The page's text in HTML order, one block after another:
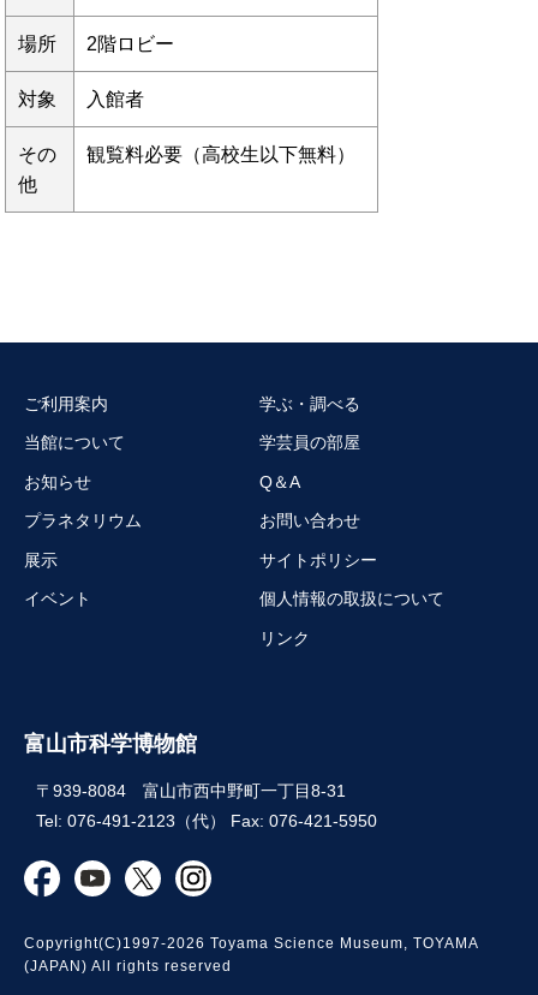
場所 2階ロビー
対象 入館者
その
他
観覧料必要（高校生以下無料）
富山市科学博物館
〒939-8084 富山市西中野町一丁目8-31
Tel: 076-491-2123（代） Fax: 076-421-5950
ご利用案内
当館について
お知らせ
プラネタリウム
展示
イベント
学ぶ・調べる
学芸員の部屋
Q＆A
お問い合わせ
サイトポリシー
個人情報の取扱について
リンク
Copyright(C)1997-2026 Toyama Science Museum, TOYAMA
(JAPAN) All rights reserved